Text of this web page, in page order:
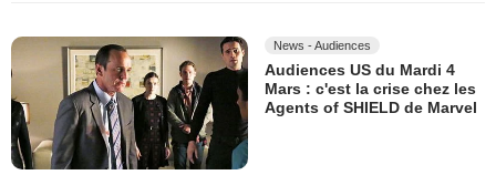
News - Audiences
Audiences US du Mardi 4
Mars : c'est la crise chez les
Agents of SHIELD de Marvel